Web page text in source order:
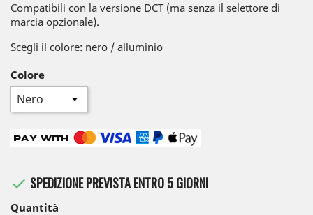
Compatibili con la versione DCT (ma senza il selettore di
marcia opzionale).
Scegli il colore: nero / alluminio
Colore
 SPEDIZIONE PREVISTA ENTRO 5 GIORNI
Quantità